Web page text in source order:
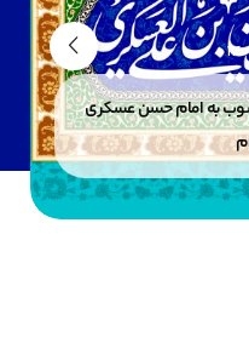
به امام حسن عسکری